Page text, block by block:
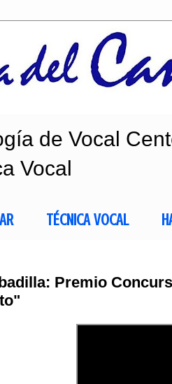
de Vocal
Vocal
TÉCNICA VOCAL
Premio